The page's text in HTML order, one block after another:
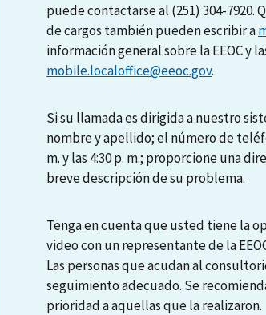
puede contactarse al (251) 304-
de cargos también pueden escribir a
información general sobre la EEOC y
mobile.localoffice@eeoc.gov.
Si su llamada es dirigida a nuestro
nombre y apellido; el número de
m. y las 4:30 p. m.; proporcione una
breve descripción de su problema.
Tenga en cuenta que usted tiene la
video con un representante de la
Las personas que acudan al
seguimiento adecuado. Se
prioridad a aquellas que la realizaron.